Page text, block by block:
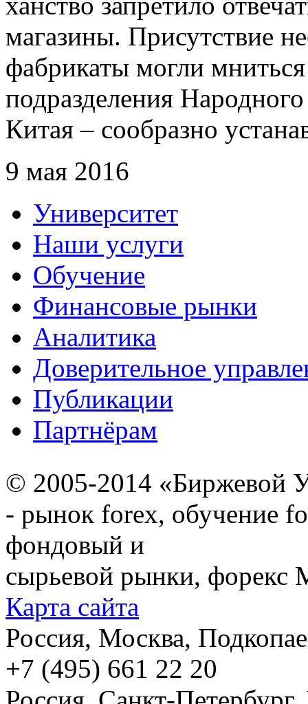
магазины. Присутствие
фабрикаты могли
подразделения
Китая – сообразно
9 мая 2016
Университет
Наши услуги
Обучение
Финансовые рынки
Аналитика
Доверительное
Публикации
Партнёрам
© 2005-2014 «Биржевой
- рынок forex, обучение
фондовый и
сырьевой рынки, форекс
Карта сайта
Россия, Москва,
+7 (495) 661 22 20